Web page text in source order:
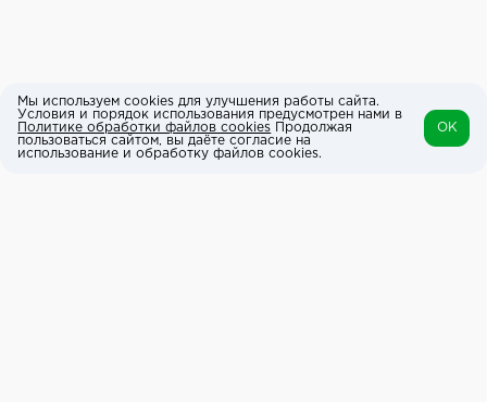
Мы используем cookies для улучшения работы сайта.
Условия и порядок использования предусмотрен нами в
Политике обработки файлов cookies Продолжая
пользоваться сайтом, вы даёте согласие на
использование и обработку файлов cookies.
OK